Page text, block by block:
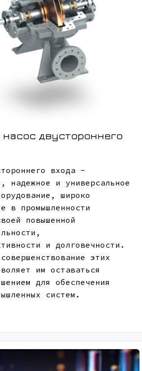
насос двустороннего
входа -
надежное и универсальное
широко
в промышленности
повышенной
и долговечности.
этих
им оставаться
для обеспечения
систем.